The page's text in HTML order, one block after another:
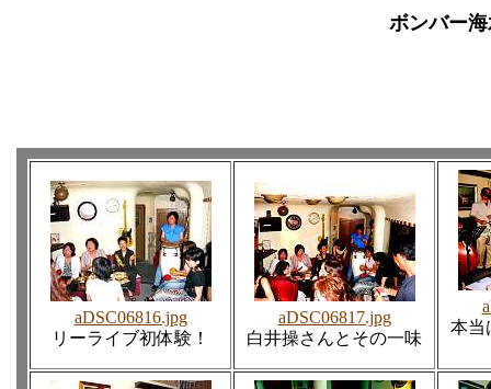
ボンバー
aDSC06816.jpg
リーライブ初体験！
aDSC06817.jpg
白井操さんとその一味
本当